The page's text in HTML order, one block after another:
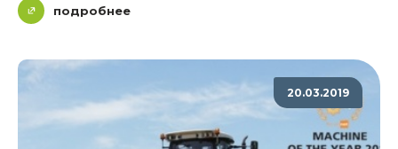
подробнее
20.03.2019